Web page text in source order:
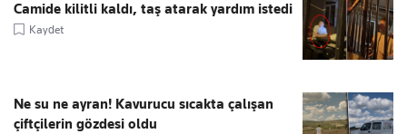
Camide kilitli kaldı, taş atarak yardım istedi
Kaydet
Ne su ne ayran! Kavurucu sıcakta çalışan
çiftçilerin gözdesi oldu